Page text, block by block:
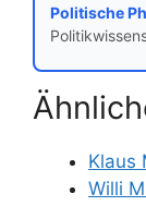
Politische
Klaus
Willi